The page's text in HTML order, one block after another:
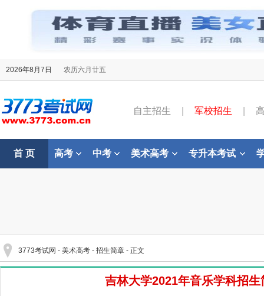
2026年8月7日 农历六月廿五
自主招生 军校招生
首 页 高考 中考 美术高考 专升本考试
3773考试网 - 美术高考 - 招生简章 - 正文
吉林大学2021年音乐学科招生